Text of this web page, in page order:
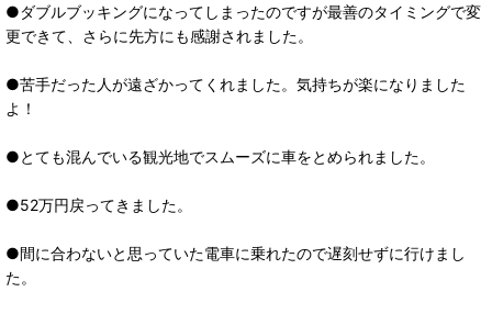
●ダブルブッキングになってしまったのですが最善のタイミングで変
更できて、さらに先方にも感謝されました。
●苦手だった人が遠ざかってくれました。気持ちが楽になりました
よ！
●とても混んでいる観光地でスムーズに車をとめられました。
●52万円戻ってきました。
●間に合わないと思っていた電車に乗れたので遅刻せずに行けまし
た。